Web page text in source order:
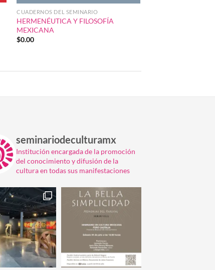
CUADERNOS DEL SEMINARIO
HERMENÉUTICA Y FILOSOFÍA
MEXICANA
$0.00
seminariodeculturamx
Institución encargada de la promoción
del conocimiento y difusión de la
cultura en todas sus manifestaciones